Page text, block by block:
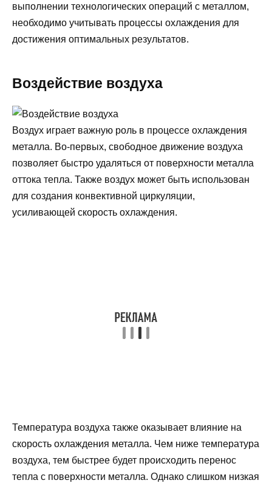
выполнении технологических операций с металлом,
необходимо учитывать процессы охлаждения для
достижения оптимальных результатов.
Воздействие воздуха
Воздух играет важную роль в процессе охлаждения
металла. Во-первых, свободное движение воздуха
позволяет быстро удаляться от поверхности металла
оттока тепла. Также воздух может быть использован
для создания конвективной циркуляции,
усиливающей скорость охлаждения.
Температура воздуха также оказывает влияние на
скорость охлаждения металла. Чем ниже температура
воздуха, тем быстрее будет происходить перенос
тепла с поверхности металла. Однако слишком низкая